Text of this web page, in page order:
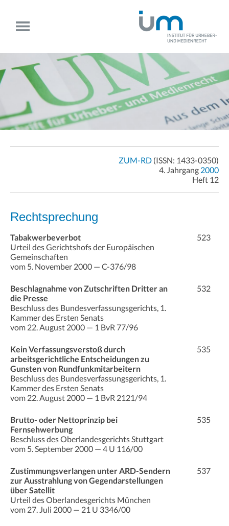
ZUM-RD (ISSN: 1433-0350)
4. Jahrgang 2000
Heft 12
Rechtsprechung
Tabakwerbeverbot
Urteil des Gerichtshofs der Europäischen
Gemeinschaften
vom 5. November 2000 — C-376/98
523
Beschlagnahme von Zutschriften Dritter an
die Presse
Beschluss des Bundesverfassungsgerichts, 1.
Kammer des Ersten Senats
vom 22. August 2000 — 1 BvR 77/96
532
Kein Verfassungsverstoß durch
arbeitsgerichtliche Entscheidungen zu
Gunsten von Rundfunkmitarbeitern
Beschluss des Bundesverfassungsgerichts, 1.
Kammer des Ersten Senats
vom 22. August 2000 — 1 BvR 2121/94
535
Brutto- oder Nettoprinzip bei
Fernsehwerbung
Beschluss des Oberlandesgerichts Stuttgart
vom 5. September 2000 — 4 U 116/00
535
Zustimmungsverlangen unter ARD-Sendern
zur Ausstrahlung von Gegendarstellungen
über Satellit
Urteil des Oberlandesgerichts München
vom 27. Juli 2000 — 21 U 3346/00
537